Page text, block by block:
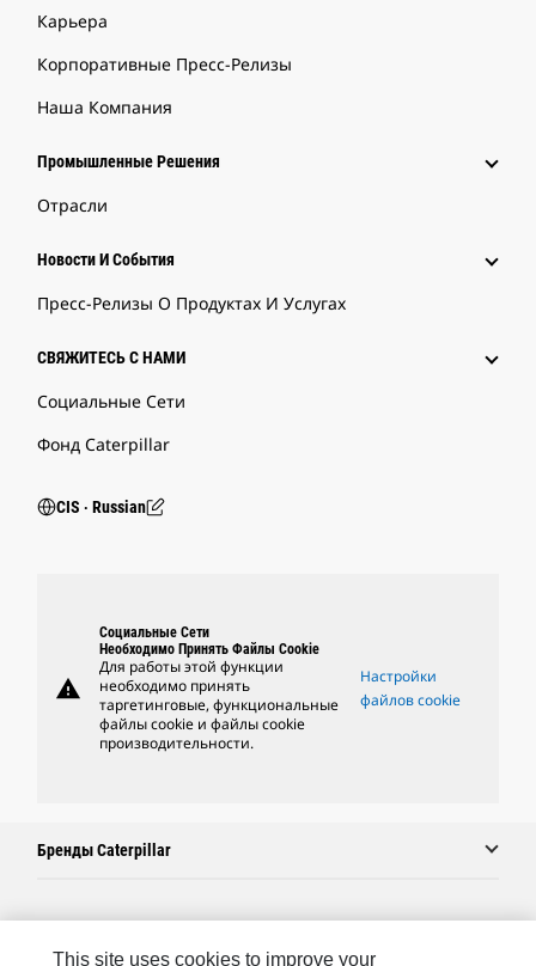
Карьера
Корпоративные Пресс-Релизы
Наша Компания
Промышленные Решения
Отрасли
Новости И События
Пресс-Релизы О Продуктах И Услугах
СВЯЖИТЕСЬ С НАМИ
Социальные Сети
Фонд Caterpillar
CIS ‧ Russian
warning
Социальные Сети
Необходимо Принять Файлы Cookie
Для работы этой функции
необходимо принять
таргетинговые, функциональные
файлы cookie и файлы cookie
производительности.
Настройки
файлов cookie
Бренды Caterpillar
This site uses cookies to improve your